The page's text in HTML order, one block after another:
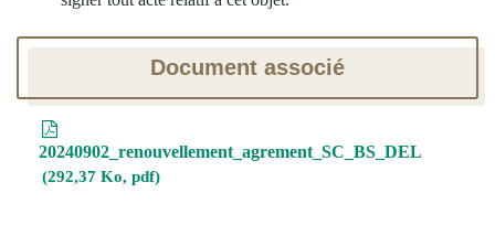
Document associé
20240902_renouvellement_agrement_SC_BS_DEL
292,37 Ko, pdf